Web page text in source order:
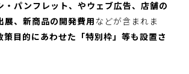
・パンフレット、やウェブ広告、店舗の
展、新商品の開発費用などが含まれま
策目的にあわせた「特別枠」等も設置さ